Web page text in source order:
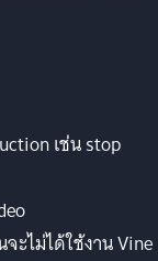
เช่น stop
ะไม่ได้ใช้งาน Vine